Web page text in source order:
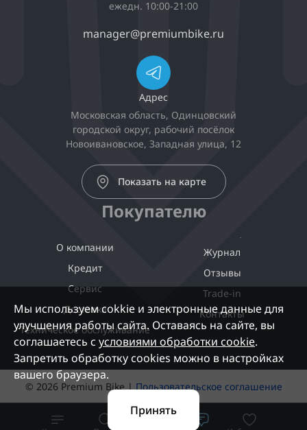
ежедн. 10:00-21:00
manager@premiumbike.ru
Адрес
Московская область, Одинцовский
городской округ, рабочий посёлок
Новоивановское, Западная улица, 12
Показать на карте
Покупателю
О компании
Кредит
Сервис
Доставка
Техническое обслуживание
Журнал
Отзывы
Trade-in
Контакты
© 2026 Premium Bike |Пользовательское соглашение
Мы используем cokkie и электронные данные для
улучшения работы сайта. Оставаясь на сайте, вы
соглашаетесь с условиями обработки cookie.
Запретить обработку cookies можно в настройках
вашего браузера.
Принять